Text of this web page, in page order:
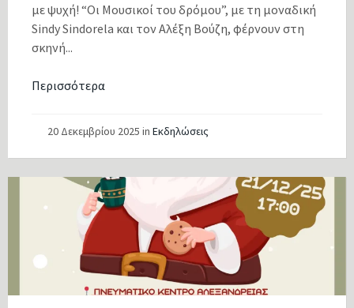
με ψυχή! “Οι Μουσικοί του δρόμου”, με τη μοναδική
Sindy Sindorela και τον Αλέξη Βούζη, φέρνουν στη
σκηνή...
Περισσότερα
20 Δεκεμβρίου 2025 in Εκδηλώσεις